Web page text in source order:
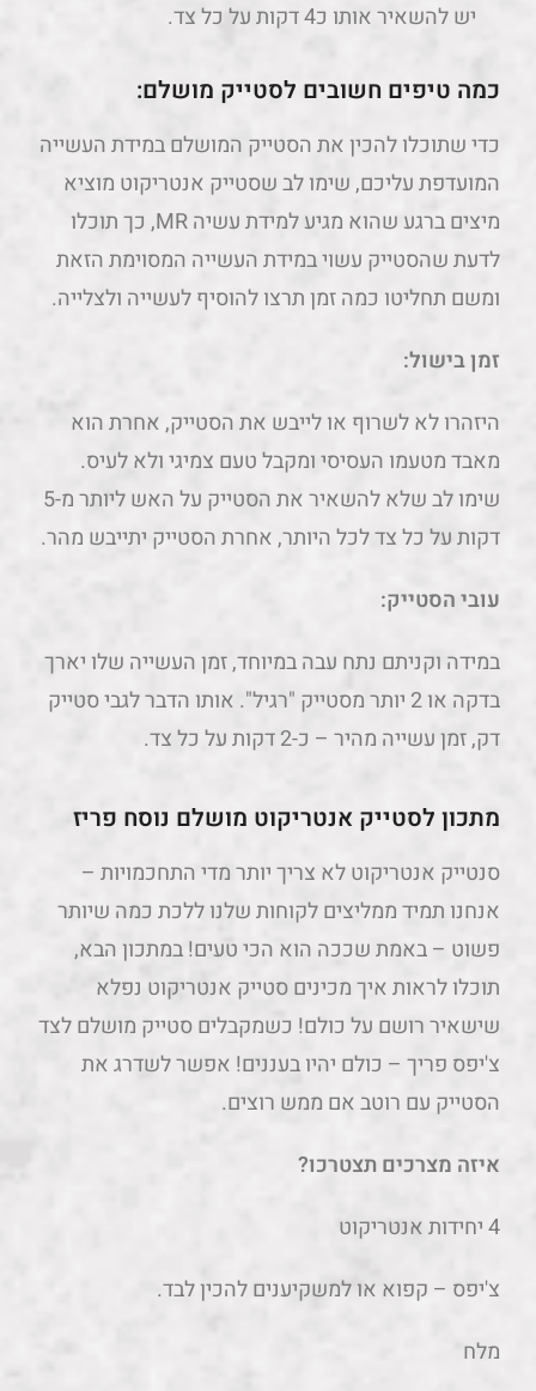
יש להשאיר אותו כ4 דקות על כל צד.
כמה טיפים חשובים לסטייק מושלם:
כדי שתוכלו להכין את הסטייק המושלם במידת העשייה
המועדפת עליכם, שימו לב שסטייק אנטריקוט מוציא
מיצים ברגע שהוא מגיע למידת עשיה MR, כך תוכלו
לדעת שהסטייק עשוי במידת העשייה המסוימת הזאת
ומשם תחליטו כמה זמן תרצו להוסיף לעשייה ולצלייה.
זמן בישול:
היזהרו לא לשרוף או לייבש את הסטייק, אחרת הוא
מאבד מטעמו העסיסי ומקבל טעם צמיגי ולא לעיס.
שימו לב שלא להשאיר את הסטייק על האש ליותר מ-5
דקות על כל צד לכל היותר, אחרת הסטייק יתייבש מהר.
עובי הסטייק:
במידה וקניתם נתח עבה במיוחד, זמן העשייה שלו יארך
בדקה או 2 יותר מסטייק "רגיל". אותו הדבר לגבי סטייק
דק, זמן עשייה מהיר – כ-2 דקות על כל צד.
מתכון לסטייק אנטריקוט מושלם נוסח פריז
סנטייק אנטריקוט לא צריך יותר מדי התחכמויות –
אנחנו תמיד ממליצים לקוחות שלנו ללכת כמה שיותר
פשוט – באמת שככה הוא הכי טעים! במתכון הבא,
תוכלו לראות איך מכינים סטייק אנטריקוט נפלא
שישאיר רושם על כולם! כשמקבלים סטייק מושלם לצד
צ'יפס פריך – כולם יהיו בעננים! אפשר לשדרג את
הסטייק עם רוטב אם ממש רוצים.
איזה מצרכים תצטרכו?
4 יחידות אנטריקוט
צ'יפס – קפוא או למשקיענים להכין לבד.
מלח